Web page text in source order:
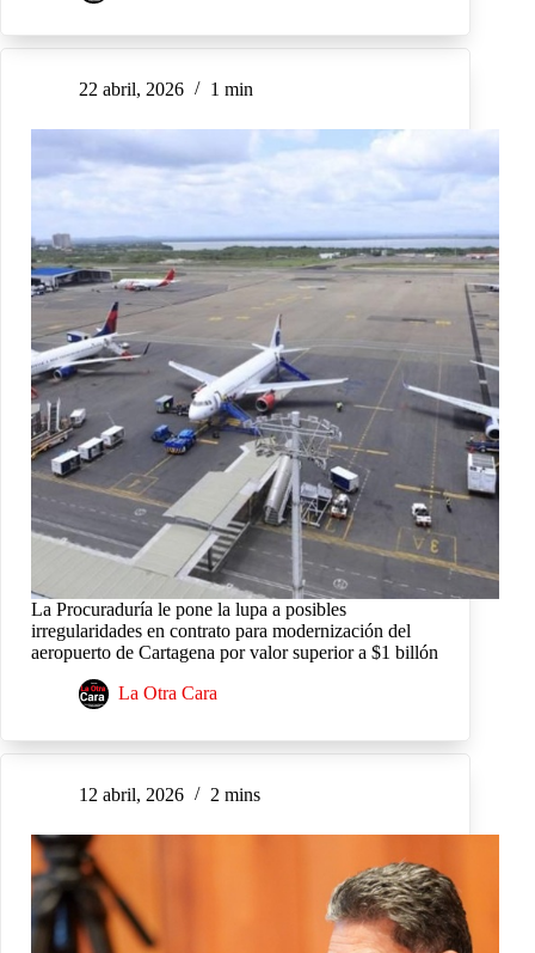
22 abril, 2026 1 min
La Procuraduría le pone la lupa a posibles
irregularidades en contrato para modernización del
aeropuerto de Cartagena por valor superior a $1 billón
La Otra Cara
12 abril, 2026 2 mins